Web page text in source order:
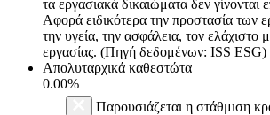
τα εργασιακά δικαιώματα δεν
Αφορά ειδικότερα την προστασία των
την υγεία, την ασφάλεια, τον ελάχιστο
εργασίας. (Πηγή δεδομένων: ISS ESG)
Απολυταρχικά καθεστώτα
0.00%
Παρουσιάζεται η στάθμιση